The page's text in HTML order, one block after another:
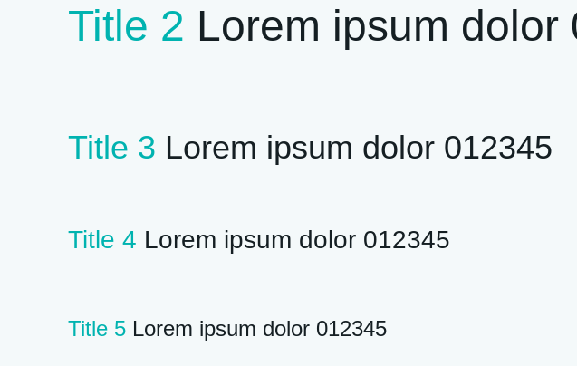
Title 2 Lorem ipsum dolor
Title 3 Lorem ipsum dolor 012345
Title 4 Lorem ipsum dolor 012345
Title 5 Lorem ipsum dolor 012345